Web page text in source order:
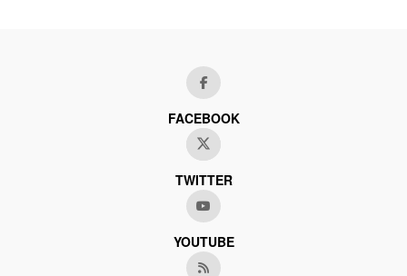
FACEBOOK
TWITTER
YOUTUBE